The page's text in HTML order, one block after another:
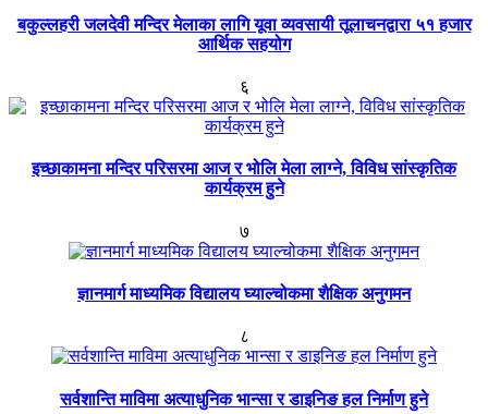
बकुल्लहरी जलदेवी मन्दिर मेलाका लागि यूवा व्यवसायी तूलाचनद्वारा ५१ हजार
आर्थिक सहयोग
६
इच्छाकामना मन्दिर परिसरमा आज र भोलि मेला लाग्ने, विविध सांस्कृतिक
कार्यक्रम हुने
७
ज्ञानमार्ग माध्यमिक विद्यालय घ्याल्चोकमा शैक्षिक अनुगमन
८
सर्वशान्ति माविमा अत्याधुनिक भान्सा र डाइनिङ हल निर्माण हुने